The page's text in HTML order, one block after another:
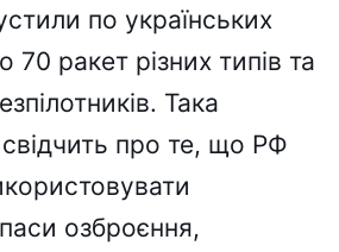
по українських
70 ракет різних типів та
Така
свідчить про те, що РФ
озброєння,